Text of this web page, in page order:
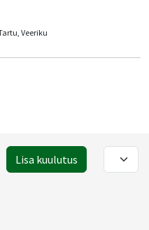
Veeriku
Lisa kuulutus